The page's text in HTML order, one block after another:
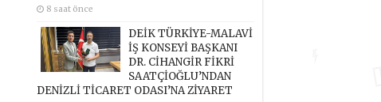
8 saat önce
DEİK TÜRKİYE-MALAVİ
İŞ KONSEYİ BAŞKANI
DR. CİHANGİR FİKRİ
SAATÇİOĞLU’NDAN
DENİZLİ TİCARET ODASI’NA ZİYARET